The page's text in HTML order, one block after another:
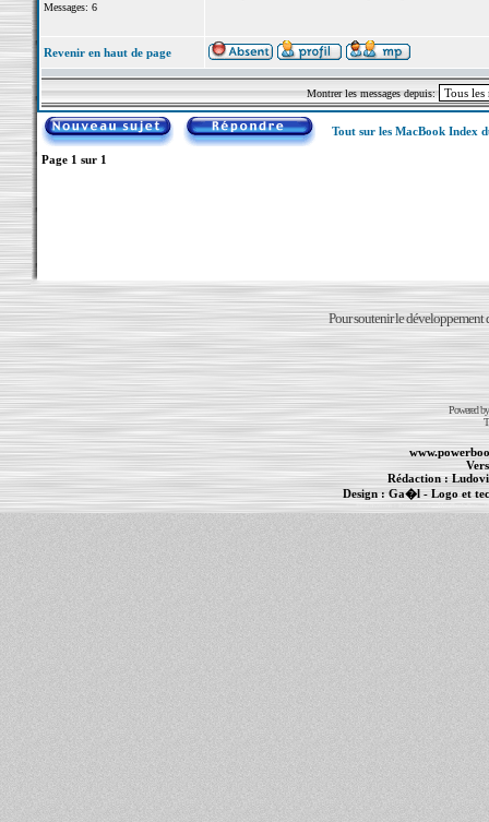
Messages: 6
Revenir en haut de page
Montrer les messages depuis:
Tout sur les MacBook Index
Page 1 sur 1
Pour soutenir le développement
Powered
Rédaction :
Design : Ga�l- Logo et
Informations : PowerBook- MacBook Pro